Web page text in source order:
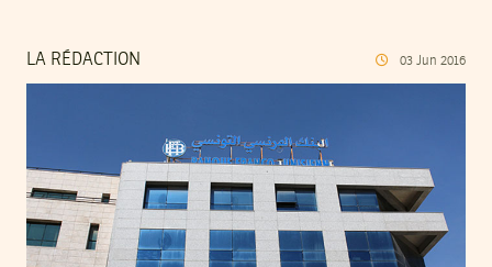
LA RÉDACTION 03 Jun 2016